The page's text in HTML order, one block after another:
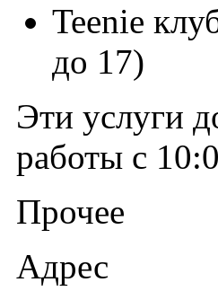
Teenie
до 17)
Эти услуги
работы с
Прочее
Адрес